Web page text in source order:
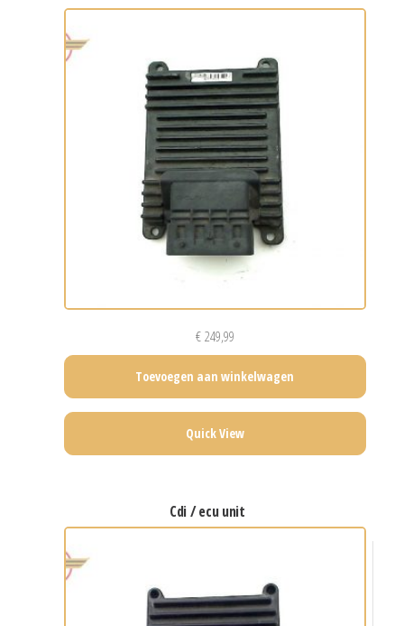
€249,99
Toevoegen aan winkelwagen
Quick View
cdi / ecu unit